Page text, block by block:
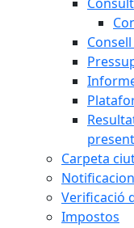
Carpeta
Verificació
Impostos